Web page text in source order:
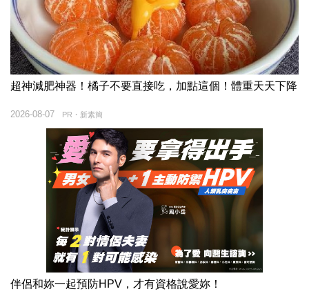
超神減肥神器！橘子不要直接吃，加點這個！體重天天下降
PR・新素簡
2026-08-07
伴侶和妳一起預防HPV，才有資格說愛妳！